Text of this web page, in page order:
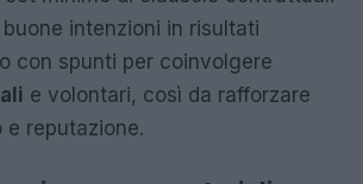
intenzioni in risultati
con spunti per coinvolgere
e volontari, così da rafforzare
reputazione.